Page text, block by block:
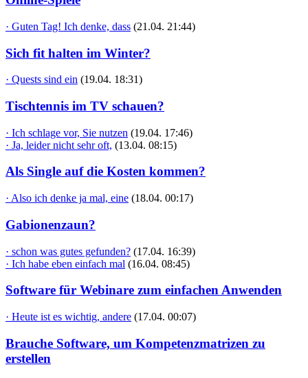
· Guten Tag! Ich denke, dass (21.04. 21:44)
Sich fit halten im Winter?
· Quests sind ein (19.04. 18:31)
Tischtennis im TV schauen?
· Ich schlage vor, Sie nutzen (19.04. 17:46)
· Ja, leider nicht sehr oft, (13.04. 08:15)
Als Single auf die Kosten kommen?
· Also ich denke ja mal, eine (18.04. 00:17)
Gabionenzaun?
· schon was gutes gefunden? (17.04. 16:39)
· Ich habe eben einfach mal (16.04. 08:45)
Software für Webinare zum einfachen Anwenden
· Heute ist es wichtig, andere (17.04. 00:07)
Brauche Software, um Kompetenzmatrizen zu
erstellen